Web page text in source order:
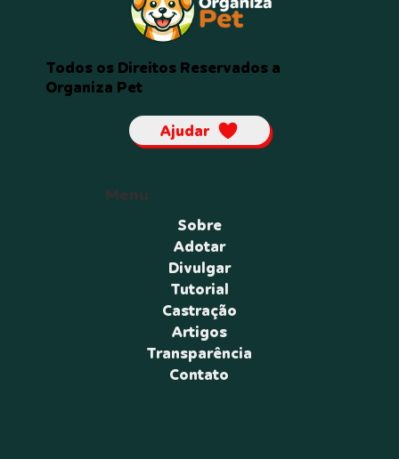
Sobre
Adotar
Divulgar
Tutorial
Castração
Artigos
Transparência
Contato
Menu
Todos os Direitos Reservados a
Organiza Pet
Ajudar